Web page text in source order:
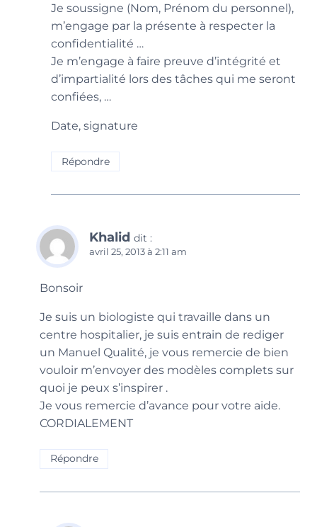
Je soussigne (Nom, Prénom du personnel),
m’engage par la présente à respecter la
confidentialité …
Je m’engage à faire preuve d’intégrité et
d’impartialité lors des tâches qui me seront
confiées, …
Date, signature
Répondre
Khalid dit :
avril 25, 2013 à 2:11 am
Bonsoir
Je suis un biologiste qui travaille dans un
centre hospitalier, je suis entrain de rediger
un Manuel Qualité, je vous remercie de bien
vouloir m’envoyer des modèles complets sur
quoi je peux s’inspirer .
Je vous remercie d’avance pour votre aide.
CORDIALEMENT
Répondre